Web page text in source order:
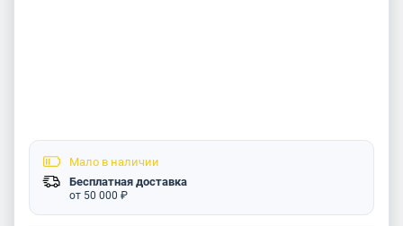
Мало в наличии
Бесплатная доставка
от 50 000 ₽